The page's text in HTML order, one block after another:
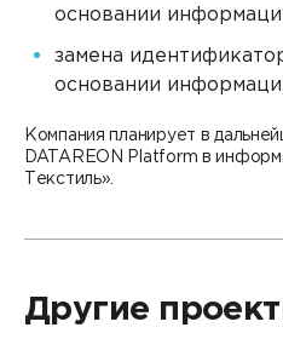
основании
замена
основании
Компания планирует в
DATAREON Platform в
Текстиль».
Другие